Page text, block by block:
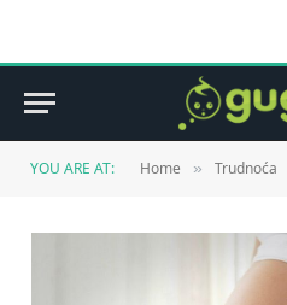
YOU ARE AT: Home » Trudnoća